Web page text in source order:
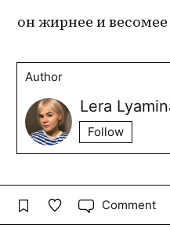
он жирнее и
Author
Lera
Follow
Comment